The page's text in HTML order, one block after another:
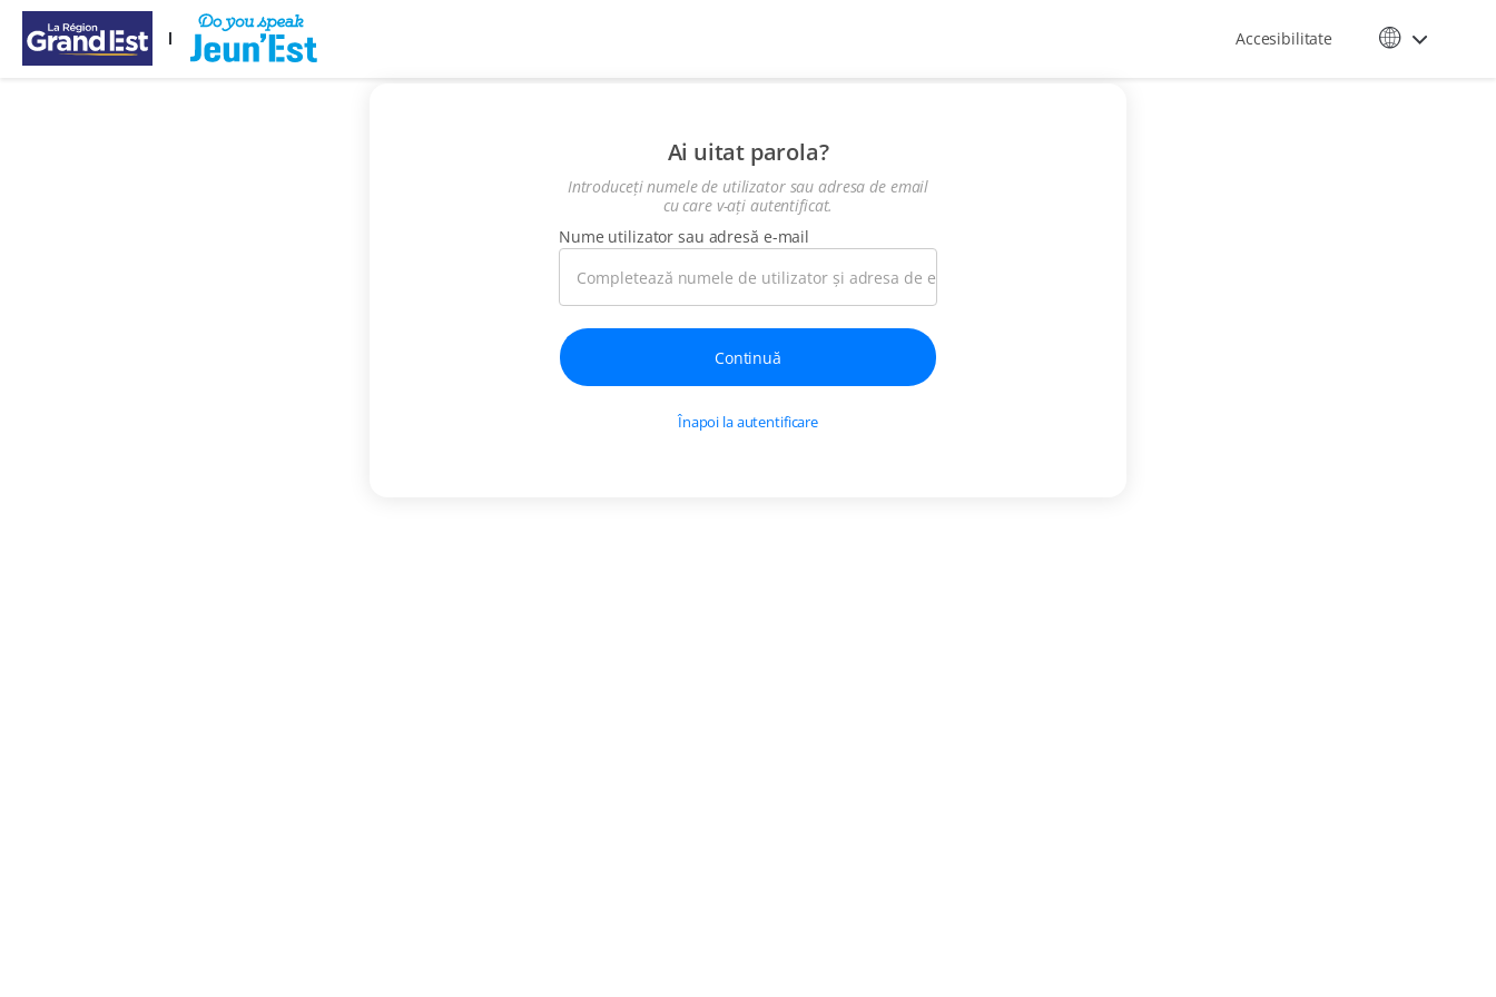
Mergi direct la conținutul principal
Accesibilitate
Ai uitat parola?
Introduceți numele de utilizator sau adresa de email
cu care v-ați autentificat.
Nume utilizator sau adresă e-mail
Înapoi la autentificare